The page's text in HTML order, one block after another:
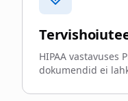
HIPAA vastavuses
dokumendid ei